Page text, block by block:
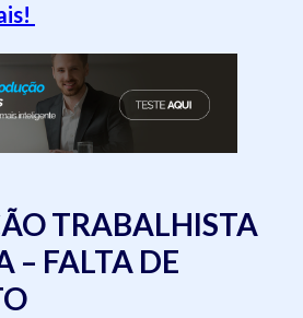
TRABALHISTA
– FALTA DE